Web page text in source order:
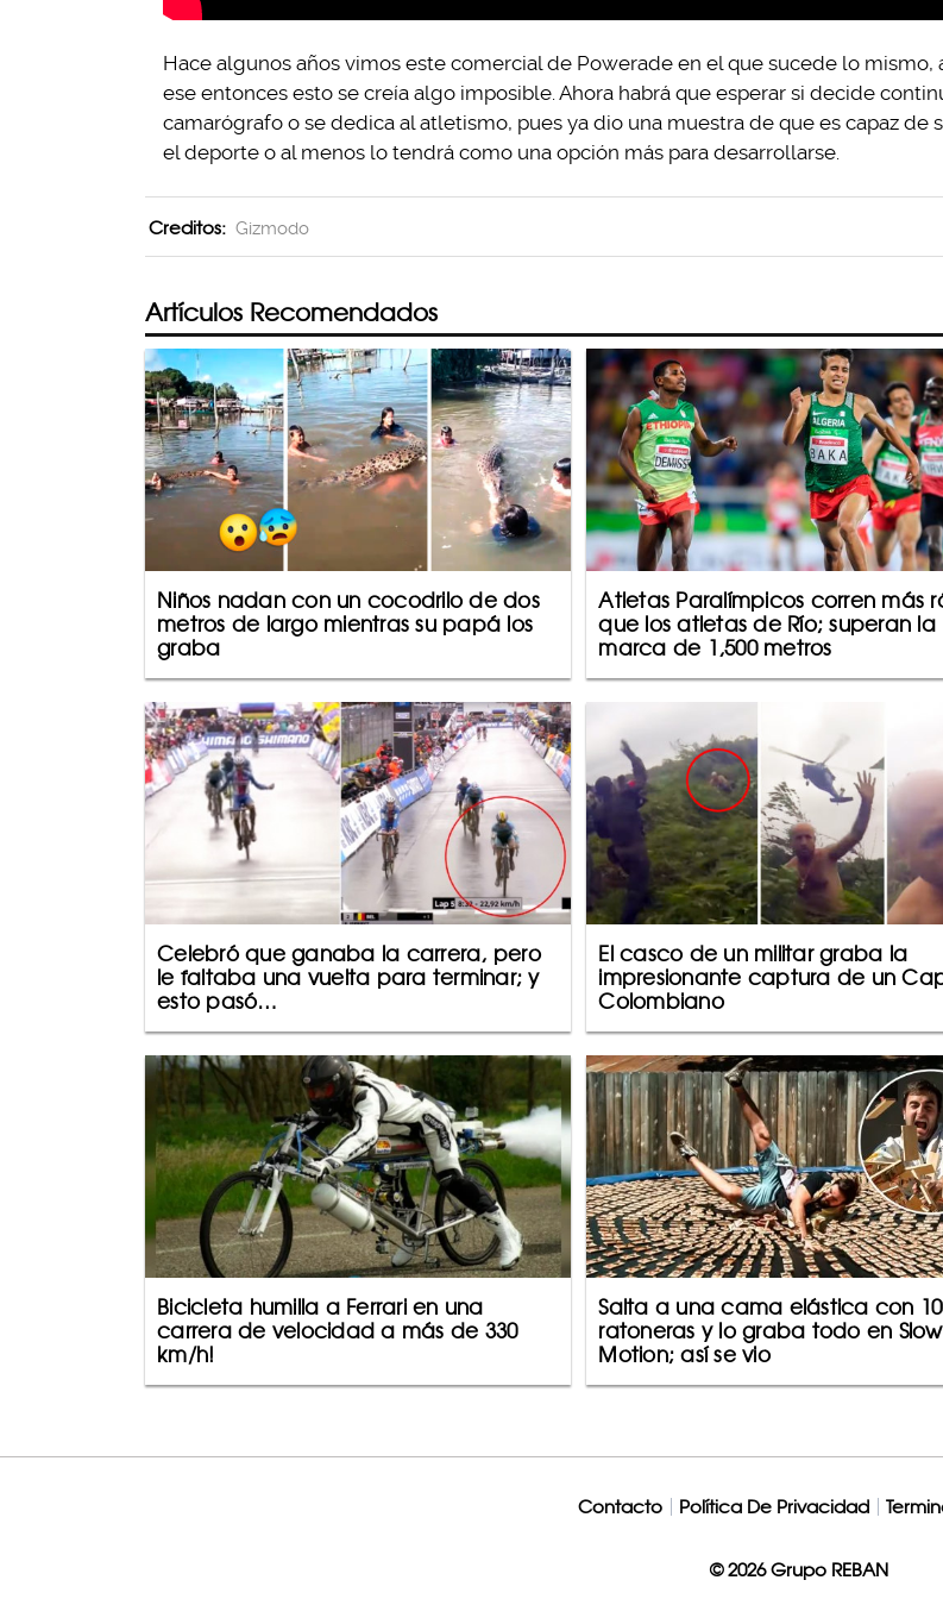
Hace algunos años vimos este comercial de Powerade en el que sucede lo mismo,
ese entonces esto se creía algo imposible. Ahora habrá que esperar si decide
camarógrafo o se dedica al atletismo, pues ya dio una muestra de que es capaz de
el deporte o al menos lo tendrá como una opción más para desarrollarse.
Creditos: Gizmodo
Artículos Recomendados
Niños nadan con un cocodrilo de dos
metros de largo mientras su papá los
graba
Atletas Paralímpicos corren más
que los atletas de Río; superan la
marca de 1,500 metros
Celebró que ganaba la carrera, pero
le faltaba una vuelta para terminar; y
esto pasó…
El casco de un militar graba la
impresionante captura de un
Colombiano
Bicicleta humilla a Ferrari en una
carrera de velocidad a más de 330
km/h!
Salta a una cama elástica con
ratoneras y lo graba todo en Slow
Motion; así se vio
Contacto Política De Privacidad
© 2026 Grupo REBAN